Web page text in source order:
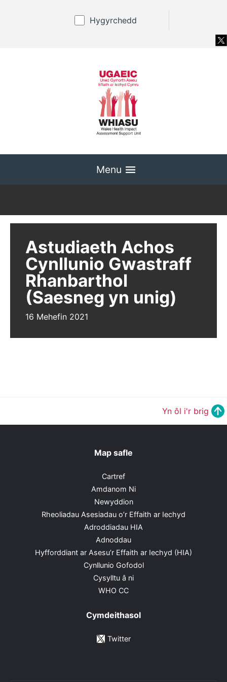
Hygyrchedd
Menu
Astudiaeth Achos
Cynllunio Gwastraff
Rhanbarthol
(Saesneg yn unig)
16 Mehefin 2021
Yn ôl i'r brig
Map safle
Cartref
Amdanom Ni
Newyddion
Rheoliadau Asesiadau o’r Effaith ar Iechyd
Adroddiadau HIA
Adnoddau
Hyfforddiant ar Asesu’r Effaith ar Iechyd (HIA)
Cynllunio Gofodol
Cysylltu â ni
WHO CC
Cymdeithasol
Twitter